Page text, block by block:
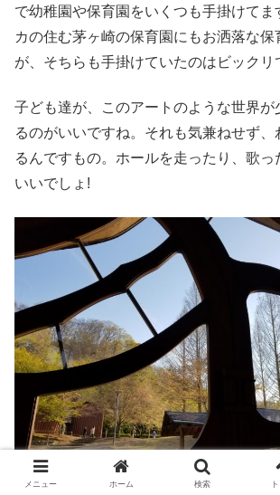
で幼稚園や保育園をいくつも手掛けてま
カの住む茅ヶ崎の保育園にもお洒落な保
が、そちらも手掛けていたのはビックリ
子ども達が、このアートのような世界が
るのがいいですね。それも気兼ねせず、
るんですもの。ホールを走ったり、歌っ
いいでしょ!
メニュー ホーム 検索